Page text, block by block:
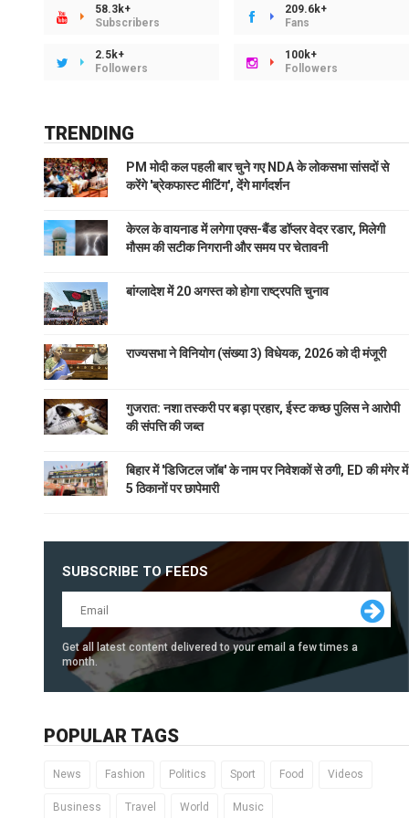
58.3k+
Subscribers
209.6k+
Fans
2.5k+
Followers
100k+
Followers
TRENDING
PM मोदी कल पहली बार चुने गए NDA के लोकसभा सांसदों से
करेंगे 'ब्रेकफास्ट मीटिंग', देंगे मार्गदर्शन
केरल के वायनाड में लगेगा एक्स-बैंड डॉप्लर वेदर रडार, मिलेगी
मौसम की सटीक निगरानी और समय पर चेतावनी
बांग्लादेश में 20 अगस्त को होगा राष्ट्रपति चुनाव
राज्यसभा ने विनियोग (संख्या 3) विधेयक, 2026 को दी मंजूरी
गुजरात: नशा तस्करी पर बड़ा प्रहार, ईस्ट कच्छ पुलिस ने आरोपी
की संपत्ति की जब्त
बिहार में 'डिजिटल जॉब' के नाम पर निवेशकों से ठगी, ED की मंगेर में
5 ठिकानों पर छापेमारी
SUBSCRIBE TO FEEDS
Get all latest content delivered to your email a few times a
month.
POPULAR TAGS
News Fashion Politics Sport Food Videos
Business Travel World Music